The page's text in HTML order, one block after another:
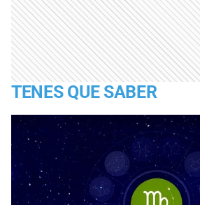
TENES QUE SABER